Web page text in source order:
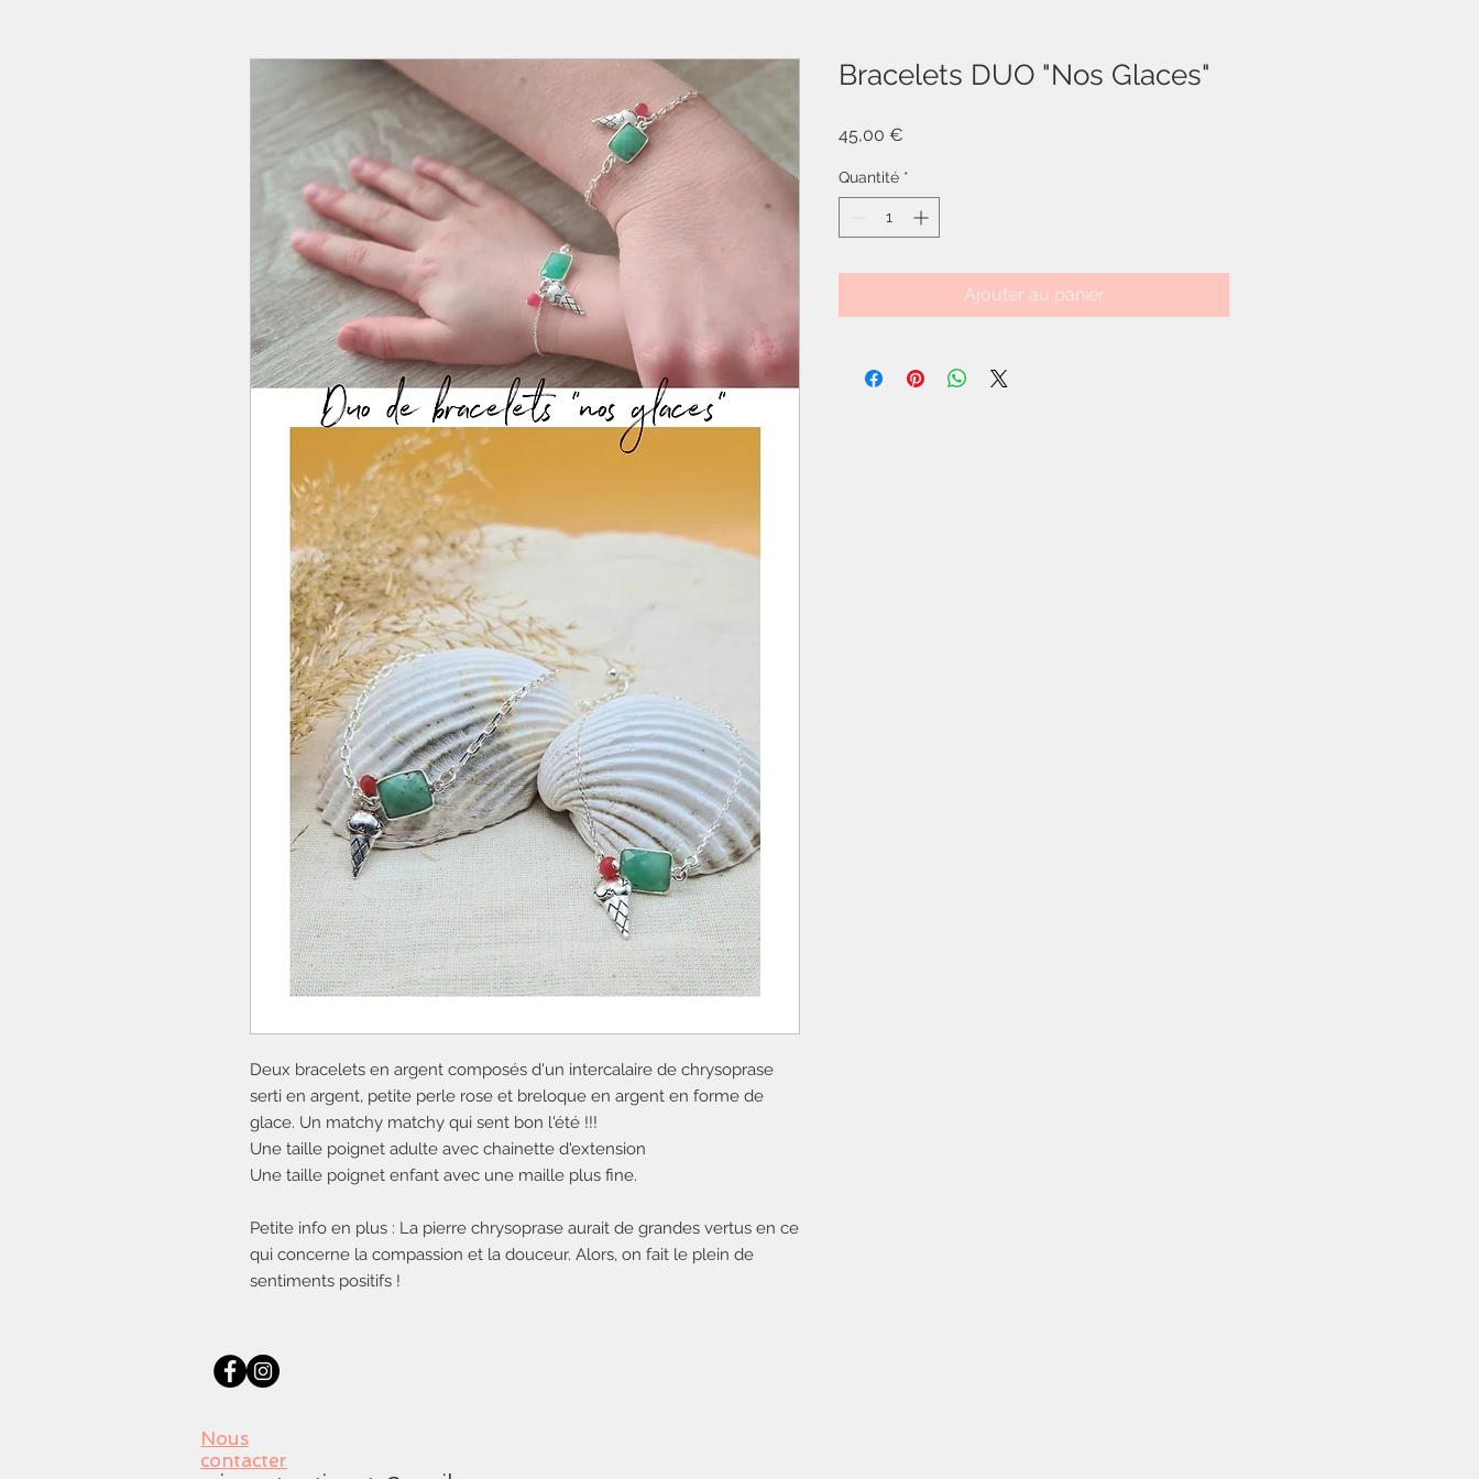
Deux bracelets en argent composés d'un intercalaire de chrysoprase
serti en argent, petite perle rose et breloque en argent en forme de
glace. Un matchy matchy qui sent bon l'été !!!
Une taille poignet adulte avec chainette d'extension
Une taille poignet enfant avec une maille plus fine.
Petite info en plus : La pierre chrysoprase aurait de grandes vertus en ce
qui concerne la compassion et la douceur. Alors, on fait le plein de
sentiments positifs !
Bracelets DUO "Nos Glaces"
45,00 €
Quantité *
Ajouter au panier
Nous
contacter